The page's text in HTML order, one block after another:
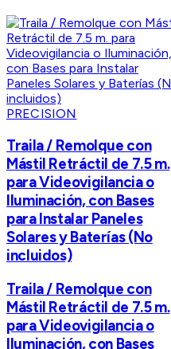
PRECISION
Traila / Remolque con
Mástil Retráctil de 7.5 m.
para Videovigilancia o
Iluminación, con Bases
para Instalar Paneles
Solares y Baterías (No
incluidos)
Traila / Remolque con
Mástil Retráctil de 7.5 m.
para Videovigilancia o
Iluminación, con Bases